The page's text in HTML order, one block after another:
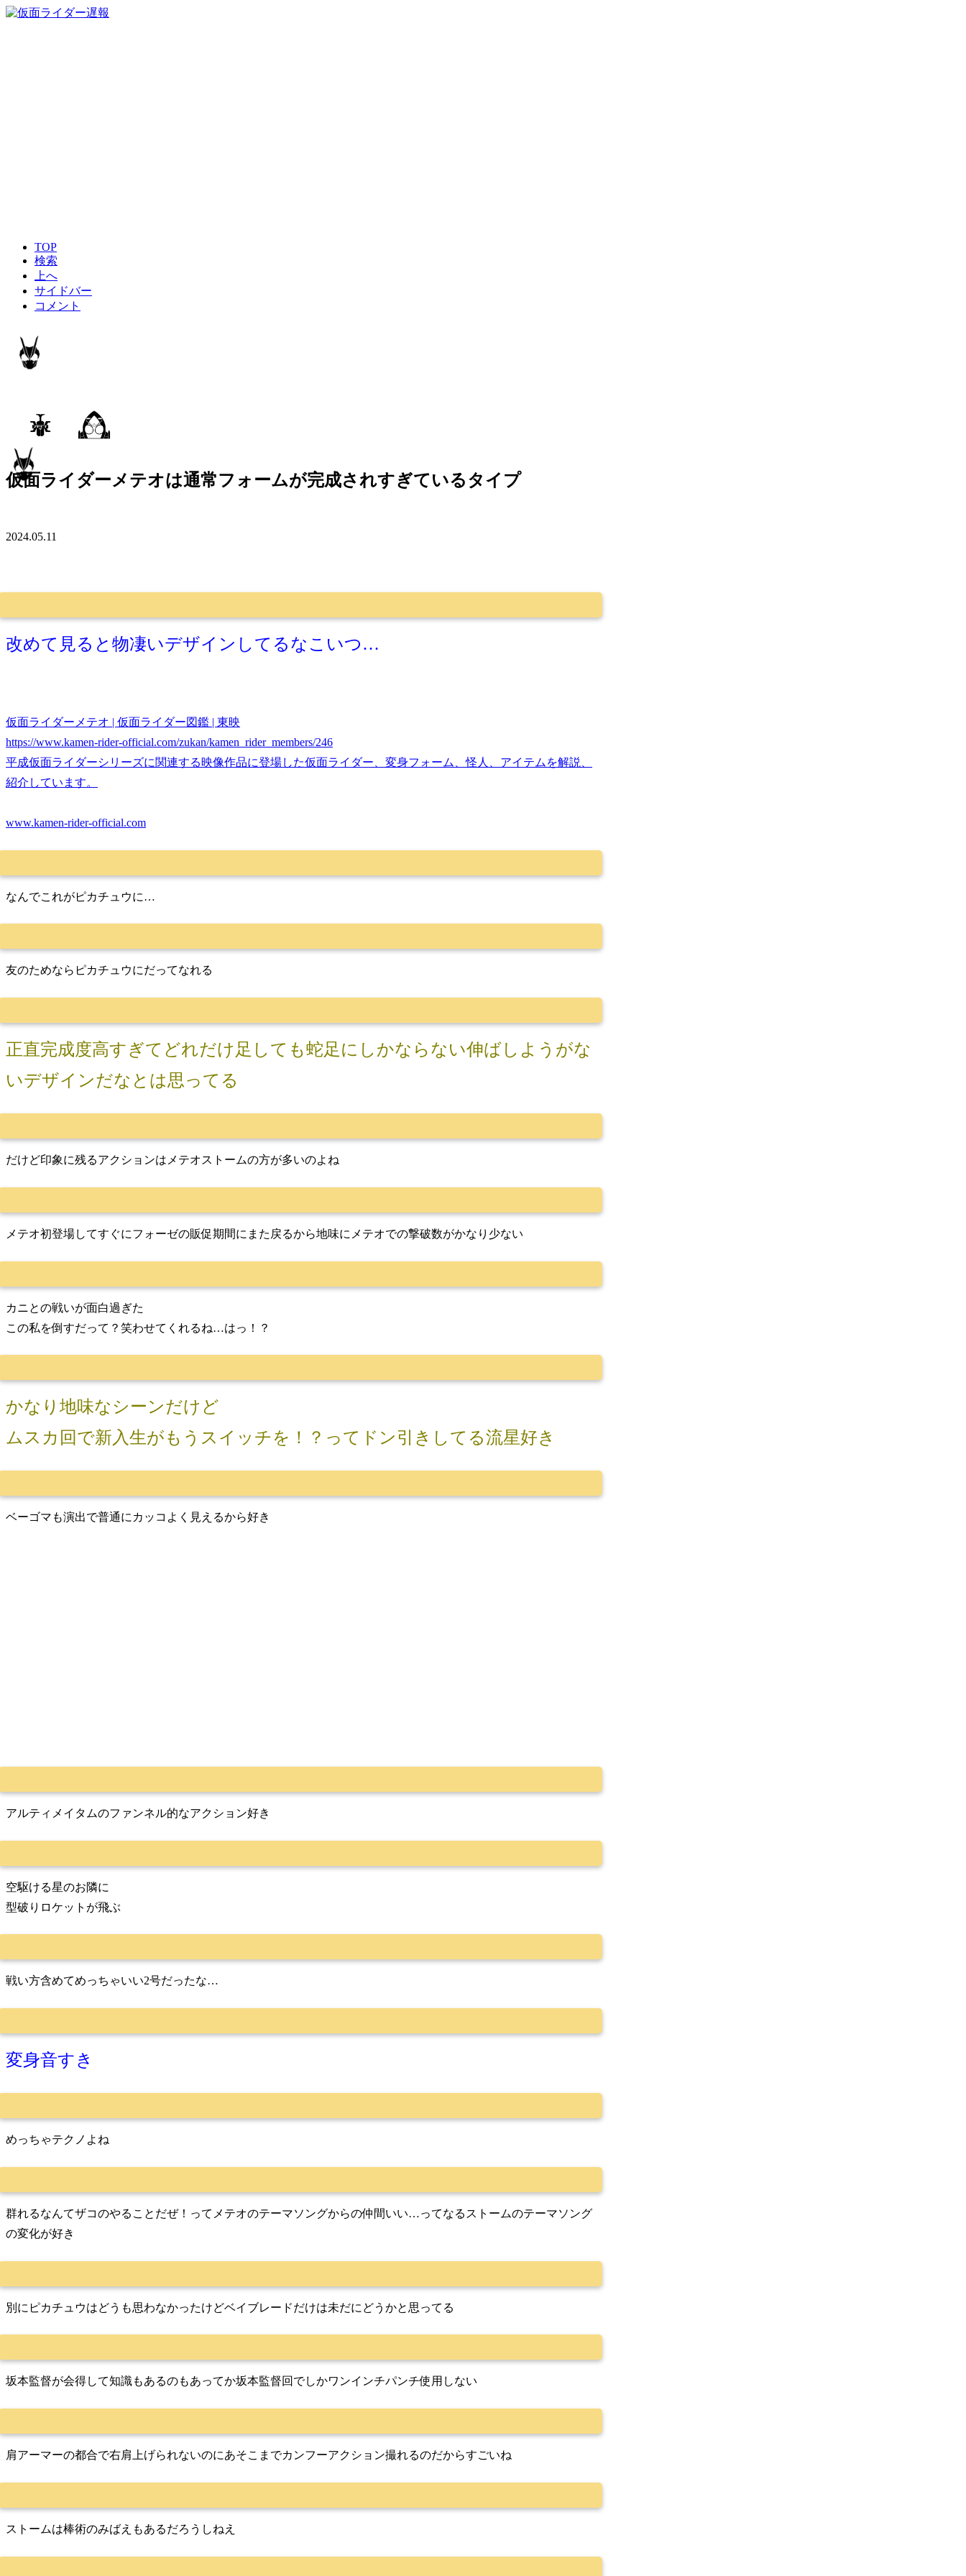
TOP
検索
上へ
サイドバー
コメント
仮面ライダーメテオは通常フォームが完成されすぎているタイプ
2024.05.11
改めて見ると物凄いデザインしてるなこいつ…
仮面ライダーメテオ | 仮面ライダー図鑑 | 東映
https://www.kamen-rider-official.com/zukan/kamen_rider_members/246
平成仮面ライダーシリーズに関連する映像作品に登場した仮面ライダー、変身フォーム、怪人、アイテムを解説、
紹介しています。
www.kamen-rider-official.com
なんでこれがピカチュウに…
友のためならピカチュウにだってなれる
正直完成度高すぎてどれだけ足しても蛇足にしかならない伸ばしようがな
いデザインだなとは思ってる
だけど印象に残るアクションはメテオストームの方が多いのよね
メテオ初登場してすぐにフォーゼの販促期間にまた戻るから地味にメテオでの撃破数がかなり少ない
カニとの戦いが面白過ぎた
この私を倒すだって？笑わせてくれるね…はっ！？
かなり地味なシーンだけど
ムスカ回で新入生がもうスイッチを！？ってドン引きしてる流星好き
ベーゴマも演出で普通にカッコよく見えるから好き
アルティメイタムのファンネル的なアクション好き
空駆ける星のお隣に
型破りロケットが飛ぶ
戦い方含めてめっちゃいい2号だったな…
変身音すき
めっちゃテクノよね
群れるなんてザコのやることだぜ！ってメテオのテーマソングからの仲間いい…ってなるストームのテーマソング
の変化が好き
別にピカチュウはどうも思わなかったけどベイブレードだけは未だにどうかと思ってる
坂本監督が会得して知識もあるのもあってか坂本監督回でしかワンインチパンチ使用しない
肩アーマーの都合で右肩上げられないのにあそこまでカンフーアクション撮れるのだからすごいね
ストームは棒術のみばえもあるだろうしねえ